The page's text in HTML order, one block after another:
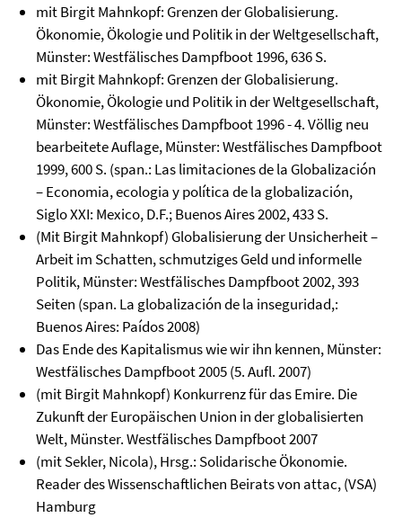
mit Birgit Mahnkopf: Grenzen der Globalisierung.
Ökonomie, Ökologie und Politik in der Weltgesellschaft,
Münster: Westfälisches Dampfboot 1996, 636 S.
mit Birgit Mahnkopf: Grenzen der Globalisierung.
Ökonomie, Ökologie und Politik in der Weltgesellschaft,
Münster: Westfälisches Dampfboot 1996 - 4. Völlig neu
bearbeitete Auflage, Münster: Westfälisches Dampfboot
1999, 600 S. (span.: Las limitaciones de la Globalización
– Economia, ecologia y política de la globalización,
Siglo XXI: Mexico, D.F.; Buenos Aires 2002, 433 S.
(Mit Birgit Mahnkopf) Globalisierung der Unsicherheit –
Arbeit im Schatten, schmutziges Geld und informelle
Politik, Münster: Westfälisches Dampfboot 2002, 393
Seiten (span. La globalización de la inseguridad,:
Buenos Aires: Paídos 2008)
Das Ende des Kapitalismus wie wir ihn kennen, Münster:
Westfälisches Dampfboot 2005 (5. Aufl. 2007)
(mit Birgit Mahnkopf) Konkurrenz für das Emire. Die
Zukunft der Europäischen Union in der globalisierten
Welt, Münster. Westfälisches Dampfboot 2007
(mit Sekler, Nicola), Hrsg.: Solidarische Ökonomie.
Reader des Wissenschaftlichen Beirats von attac, (VSA)
Hamburg